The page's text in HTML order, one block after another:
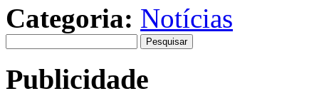
Categoria: Notícias
por:
Publicidade